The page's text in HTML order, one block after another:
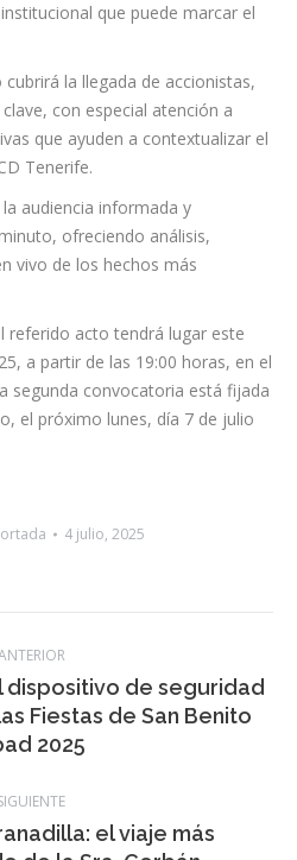
que puede marcar el
la llegada de accionistas,
con especial atención a
que ayuden a contextualizar el
Tenerife.
audiencia informada y
ofreciendo análisis,
vivo de los hechos más
referido acto tendrá lugar este
a partir de las 19:00 horas, en el
segunda convocatoria está fijada
el próximo lunes, día 7 de julio
4 julio, 2025
Publicación
anterior:
dispositivo de seguridad
Fiestas de San Benito
2025
Publicaciónel viaje más